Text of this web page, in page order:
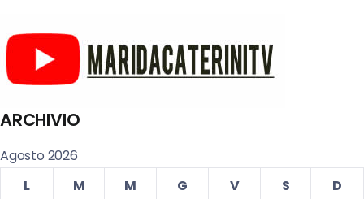
ARCHIVIO
Agosto 2026
L
M M G V S
D